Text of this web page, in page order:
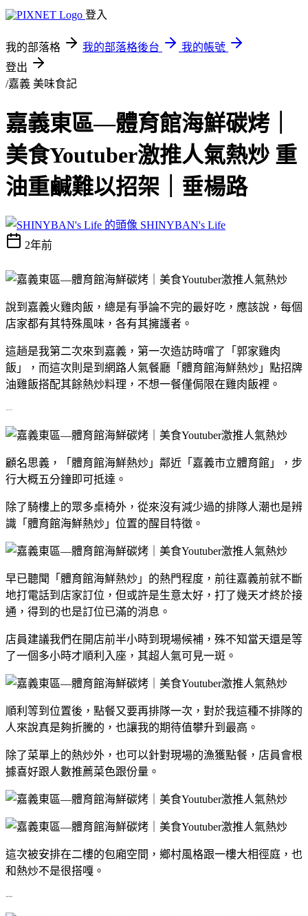
登入
我的部落格 我的部落格後台
我的帳號
登出
/嘉義 美味食記
嘉義東區—體育館海鮮碳烤｜
美食Youtuber激推人氣熱炒 重
油重鹹難以招架｜垂楊路
SHINYBAN's Life
2年前
說到嘉義火雞肉飯，總是有爭論不完的最好吃，應該說，每個
店家都有其特殊風味，各有其擁護者。
這趟是我第二次來到嘉義，第一次造訪時嚐了「郭家雞肉
飯」，而這次則是到網路人氣餐廳「體育館海鮮熱炒」點招牌
油雞飯搭配其餘熱炒料理，不想一餐僅侷限在雞肉飯裡。
--
顧名思義，「體育館海鮮熱炒」鄰近「嘉義市立體育館」，步
行大概五分鐘即可抵達。
除了騎樓上的眾多桌椅外，從來沒有減少過的排隊人潮也是辨
識「體育館海鮮熱炒」位置的醒目特徵。
早已聽聞「體育館海鮮熱炒」的熱門程度，前往嘉義前就不斷
地打電話到店家訂位，但或許是生意太好，打了幾天才終於接
通，得到的也是訂位已滿的消息。
店員建議我們在開店前半小時到現場候補，殊不知當天還是等
了一個多小時才順利入座，其超人氣可見一斑。
順利等到位置後，點餐又要再排隊一次，對於我這種不排隊的
人來說真是夠折騰的，也讓我的期待值攀升到最高。
除了菜單上的熱炒外，也可以針對現場的漁獲點餐，店員會根
據喜好跟人數推薦菜色跟份量。
這次被安排在二樓的包廂空間，鄉村風格跟一樓大相徑庭，也
和熱炒不是很搭嘎。
--